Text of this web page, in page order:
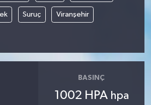
Suruç Viranşehir
BASINÇ
1002 HPA hpa